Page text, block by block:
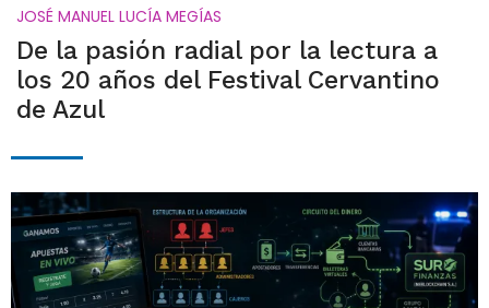
JOSÉ MANUEL LUCÍA MEGÍAS
De la pasión radial por la lectura a
los 20 años del Festival Cervantino
de Azul